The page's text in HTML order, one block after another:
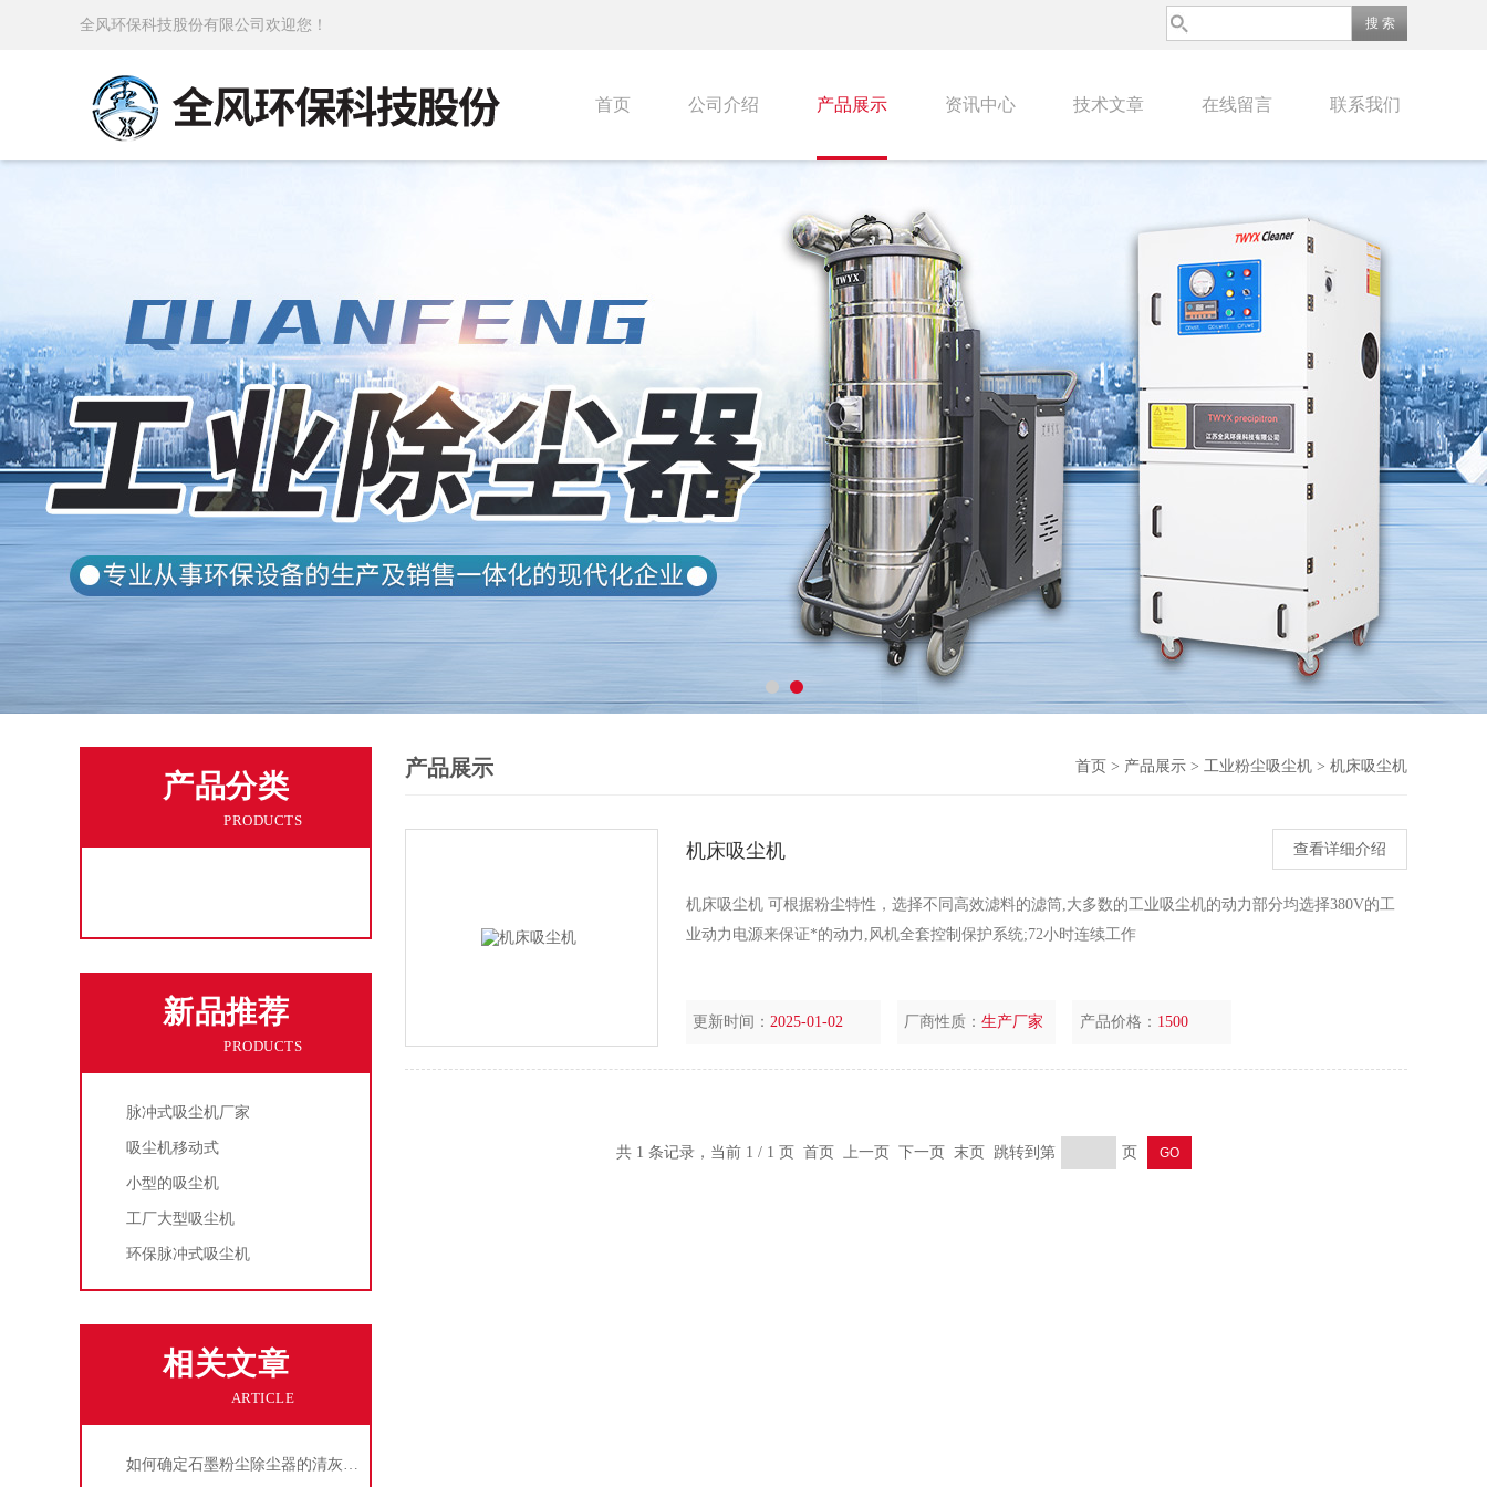
全风环保科技股份有限公司欢迎您！
首页 公司介绍 产品展示 资讯中心 技术文章 在线留言 联系我们
产品分类
PRODUCTS
新品推荐
PRODUCTS
脉冲式吸尘机厂家
吸尘机移动式
小型的吸尘机
工厂大型吸尘机
环保脉冲式吸尘机
相关文章
ARTICLE
如何确定石墨粉尘除尘器的清灰速度？
产品展示 首页 > 产品展示 > 工业粉尘吸尘机 > 机床吸尘机
机床吸尘机 查看详细介绍
机床吸尘机 可根据粉尘特性，选择不同高效滤料的滤筒,大多数的工业吸尘机的动力部分均选择380V的工
业动力电源来保证*的动力,风机全套控制保护系统;72小时连续工作
更新时间：2025-01-02 厂商性质：生产厂家 产品价格： 1500
共 1 条记录，当前 1 / 1 页 首页 上一页 下一页 末页 跳转到第 页